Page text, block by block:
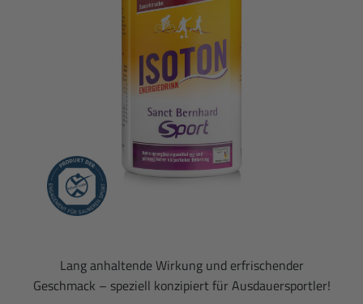
Lang anhaltende Wirkung und erfrischender
Geschmack – speziell konzipiert für Ausdauersportler!